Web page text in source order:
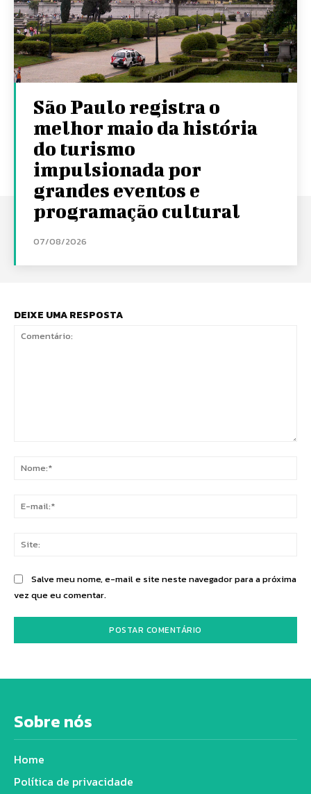
São Paulo registra o
melhor maio da história
do turismo
impulsionada por
grandes eventos e
programação cultural
07/08/2026
DEIXE UMA RESPOSTA
Salve meu nome, e-mail e site neste navegador para a próxima
vez que eu comentar.
Sobre nós
Home
Política de privacidade